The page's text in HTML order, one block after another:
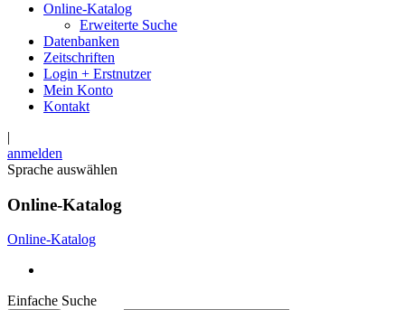
Online-Katalog
Erweiterte Suche
Datenbanken
Zeitschriften
Login + Erstnutzer
Mein Konto
Kontakt
|
anmelden
Sprache auswählen
Online-Katalog
Online-Katalog
Einfache Suche